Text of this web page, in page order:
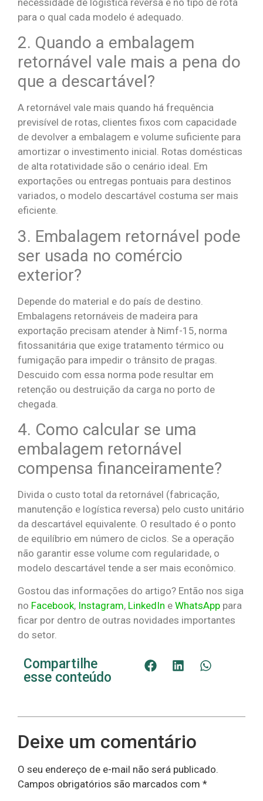
para o qual cada modelo é adequado.
2. Quando a embalagem
retornável vale mais a pena do
que a descartável?
A retornável vale mais quando há frequência
previsível de rotas, clientes fixos com capacidade
de devolver a embalagem e volume suficiente para
amortizar o investimento inicial. Rotas domésticas
de alta rotatividade são o cenário ideal. Em
exportações ou entregas pontuais para destinos
variados, o modelo descartável costuma ser mais
eficiente.
3. Embalagem retornável pode
ser usada no comércio
exterior?
Depende do material e do país de destino.
Embalagens retornáveis de madeira para
exportação precisam atender à Nimf-15, norma
fitossanitária que exige tratamento térmico ou
fumigação para impedir o trânsito de pragas.
Descuido com essa norma pode resultar em
retenção ou destruição da carga no porto de
chegada.
4. Como calcular se uma
embalagem retornável
compensa financeiramente?
Divida o custo total da retornável (fabricação,
manutenção e logística reversa) pelo custo unitário
da descartável equivalente. O resultado é o ponto
de equilíbrio em número de ciclos. Se a operação
não garantir esse volume com regularidade, o
modelo descartável tende a ser mais econômico.
Gostou das informações do artigo? Então nos siga
no Facebook, Instagram, LinkedIn e WhatsApp para
ficar por dentro de outras novidades importantes
do setor.
Compartilhe
esse conteúdo
Deixe um comentário
O seu endereço de e-mail não será publicado.
Campos obrigatórios são marcados com *